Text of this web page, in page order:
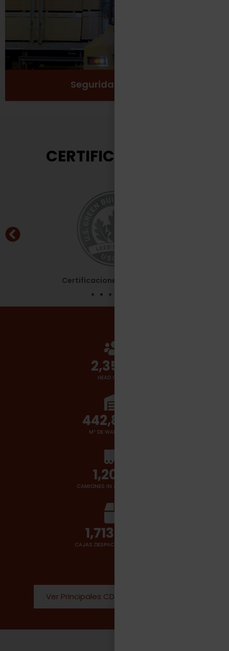
Seguridad Laboral
Ver más
CERTIFICACIONES
Certificaciones - Leed Silver
2,700
HEAD COUNT
510,000
M² DE WAREHOUSES
1,400
CAMIONES IN & OUT POR DÍA
2,000,000
CAJAS DESPACHADAS POR DÍA
Ver Principales CD Donde operamos